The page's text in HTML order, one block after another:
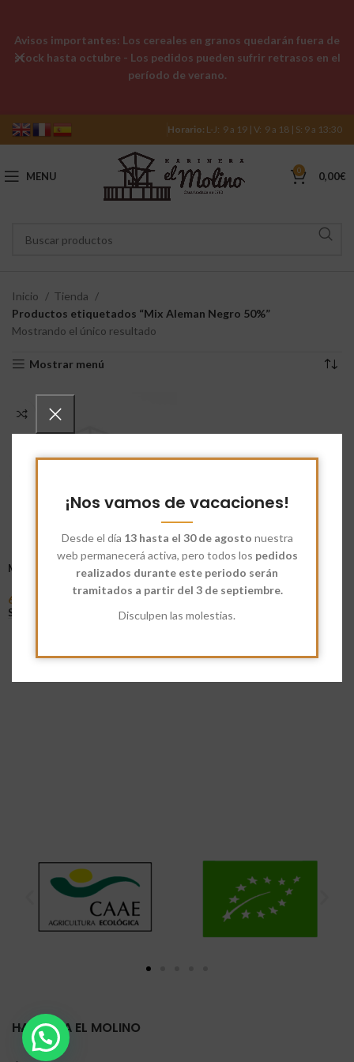
¡Nos vamos de vacaciones!
Desde el día 13 hasta el 30 de agosto nuestra
web permanecerá activa, pero todos los pedidos
realizados durante este periodo serán
tramitados a partir del 3 de septiembre.
Disculpen las molestias.
Horario: L-J: 9 a 19 | V: 9 a 18 | S: 9 a 13:30
MENU 0 0,00€
Inicio
Tienda
Productos etiquetados “Mix Aleman Negro 50%”
Mostrando el único resultado
Mostrar menú
Mix Aleman Negro 50%
6,50
Seleccionar Opciones
HARINERA EL MOLINO
Avisos importantes: Los cereales en granos quedarán fuera de
stock hasta octubre - Los pedidos pueden sufrir retrasos en el
período de verano.